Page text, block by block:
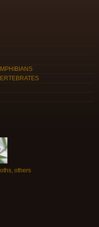
others